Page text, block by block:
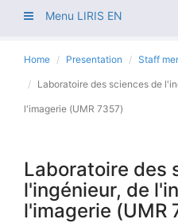
Menu LIRIS EN
Home Presentation Staff
Laboratoire des sciences de
l'imagerie (UMR 7357)
Laboratoire des
l'ingénieur, de
l'imagerie (UMR